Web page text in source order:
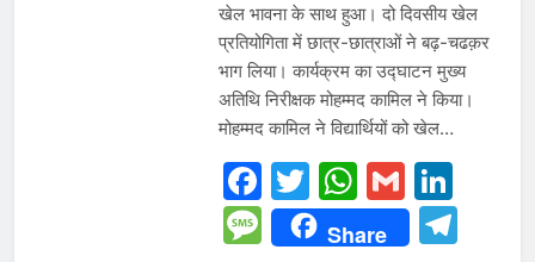
खेल भावना के साथ हुआ। दो दिवसीय खेल
प्रतियोगिता में छात्र-छात्राओं ने बढ़-चढक़र
भाग लिया। कार्यक्रम का उद्घाटन मुख्य
अतिथि निरीक्षक मोहम्मद कामिल ने किया।
मोहम्मद कामिल ने विद्यार्थियों को खेल…
Facebook
TwitterGmail
Message
Share